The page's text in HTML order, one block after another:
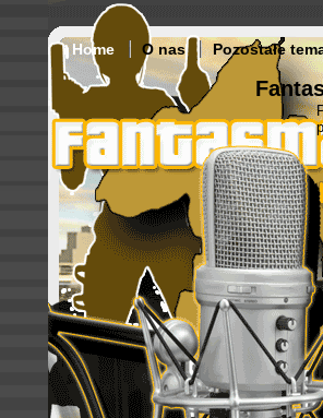
Home O nas Pozostałe